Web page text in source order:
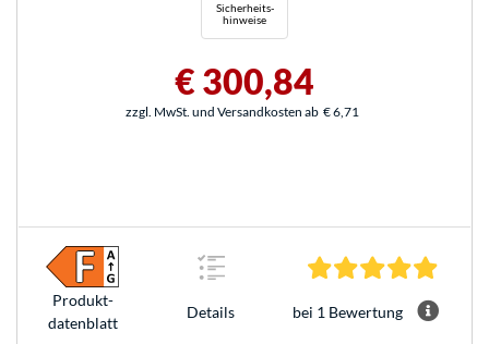
Sicherheits-
hinweise
€ 300,84
zzgl. MwSt. und Versandkosten ab € 6,71
Produkt­
datenblatt
Details bei 1 Bewertung